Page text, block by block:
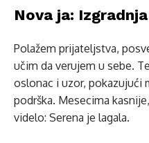
Nova ja:
Polažem prijateljstva,
učim da verujem u sebe.
oslonac i uzor, pokazujući
podrška. Mesecima
videlo: Serena je lagala.